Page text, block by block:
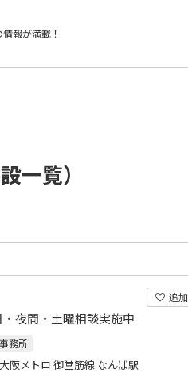
報が満載！
一覧）
追加
夜間・土曜相談実施中
務所
阪メトロ 御堂筋線 なんば駅